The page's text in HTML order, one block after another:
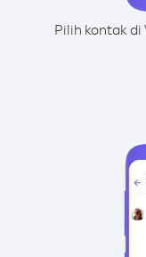
Pilih kontak